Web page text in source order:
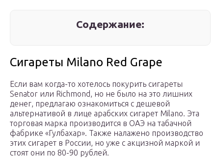
Содержание:
Сигареты Milano Red Grape
Если вам когда-то хотелось покурить сигареты
Senator или Richmond, но не было на это лишних
денег, предлагаю ознакомиться с дешевой
альтернативой в лице арабских сигарет Milano. Эта
торговая марка производится в ОАЭ на табачной
фабрике «Гулбахар». Также налажено производство
этих сигарет в России, но уже с акцизной маркой и
стоят они по 80-90 рублей.